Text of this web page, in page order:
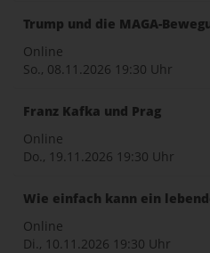
Trump und die MAGA-
Online
So., 08.11.2026 19:30 Uhr
Franz Kafka und Prag
Online
Do., 19.11.2026 19:30 Uhr
Wie einfach kann ein
Online
Di., 10.11.2026 19:30 Uhr